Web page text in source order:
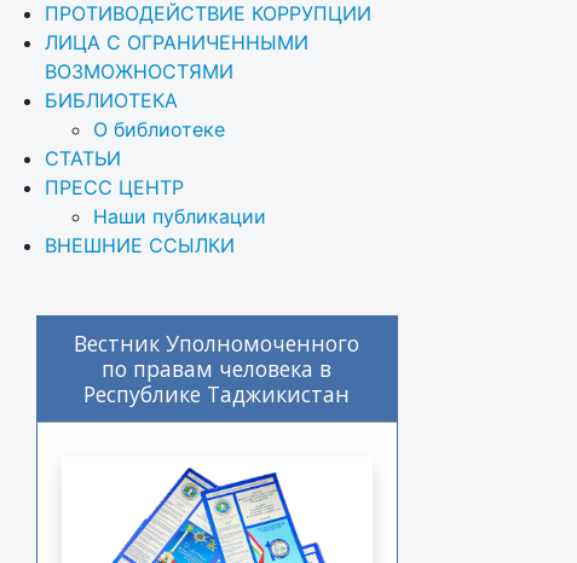
ПРОТИВОДЕЙСТВИЕ КОРРУПЦИИ
ЛИЦА С ОГРАНИЧЕННЫМИ
ВОЗМОЖНОСТЯМИ
БИБЛИОТЕКА
О библиотеке
СТАТЬИ
ПРЕСС ЦЕНТР
Наши публикации
ВНЕШНИЕ ССЫЛКИ
Вестник Уполномоченного
по правам человека в
Республике Таджикистан